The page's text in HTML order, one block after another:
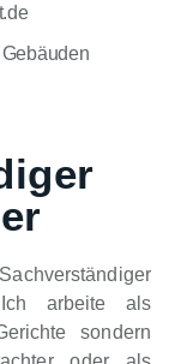
arbeite als
sondern